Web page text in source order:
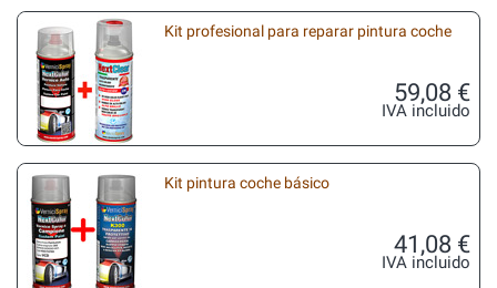
Kit profesional para reparar pintura coche
59,08 €
IVA incluido
Kit pintura coche básico
41,08 €
IVA incluido